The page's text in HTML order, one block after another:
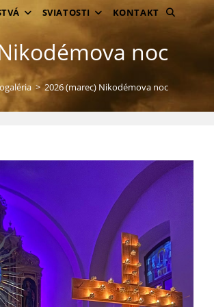
SVIATOSTI KONTAKT
TOGGLE
WEBSITE
SEARCH
noc
> 2026 (marec) Nikodémova noc